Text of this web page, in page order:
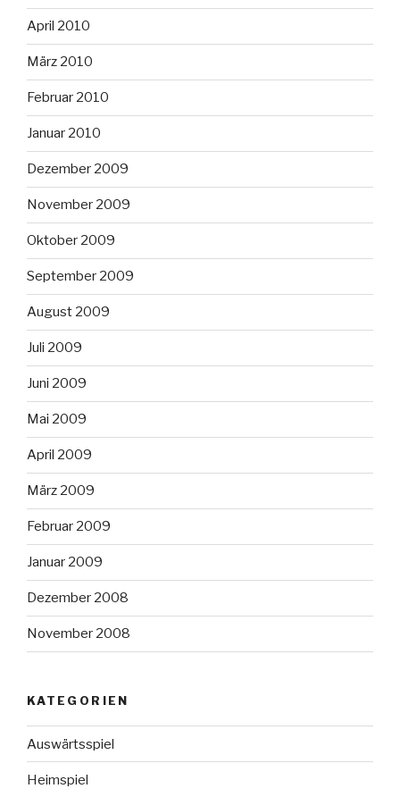
April 2010
März 2010
Februar 2010
Januar 2010
Dezember 2009
November 2009
Oktober 2009
September 2009
August 2009
Juli 2009
Juni 2009
Mai 2009
April 2009
März 2009
Februar 2009
Januar 2009
Dezember 2008
November 2008
KATEGORIEN
Auswärtsspiel
Heimspiel